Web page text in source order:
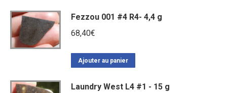
Fezzou 001 #4 R4- 4,4 g
68,40€
Ajouter au panier
Laundry West L4 #1 - 15 g